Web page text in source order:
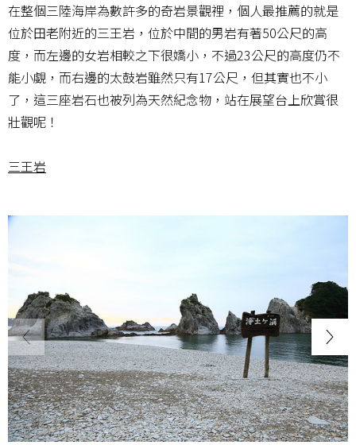
在整個三陸海岸為數許多的奇岩景觀裡，個人最推薦的就是
位於田老附近的三王岩，位於中間的男岩有著50公尺的高
度，而左邊的女岩相較之下很嬌小，不過23公尺的高度仍不
能小覷，而右邊的太鼓岩雖然只有17公尺，但其實也不小
了，這三座岩石也被列為天然紀念物，站在展望台上欣賞很
壯觀呢！
三王岩